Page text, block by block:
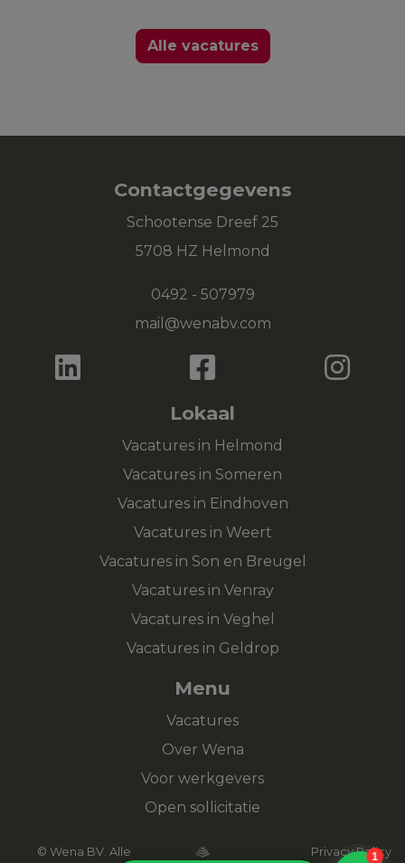
Alle vacatures
Contactgegevens
Schootense Dreef 25
5708 HZ Helmond
0492 - 507979
mail@wenabv.com
Lokaal
Vacatures in Helmond
Vacatures in Someren
Vacatures in Eindhoven
Vacatures in Weert
Vacatures in Son en Breugel
Vacatures in Venray
Vacatures in Veghel
Vacatures in Geldrop
Menu
Vacatures
Over Wena
Voor werkgevers
Open sollicitatie
© Wena BV. Alle Privacy Policy